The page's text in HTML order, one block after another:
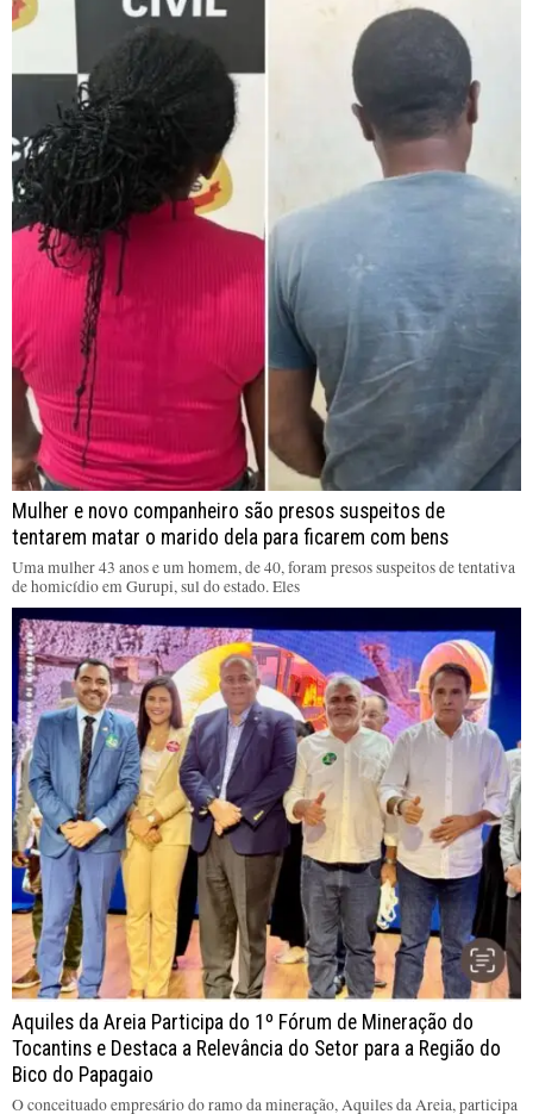
Mulher e novo companheiro são presos suspeitos de
tentarem matar o marido dela para ficarem com bens
Uma mulher 43 anos e um homem, de 40, foram presos suspeitos de tentativa
de homicídio em Gurupi, sul do estado. Eles
Aquiles da Areia Participa do 1º Fórum de Mineração do
Tocantins e Destaca a Relevância do Setor para a Região do
Bico do Papagaio
O conceituado empresário do ramo da mineração, Aquiles da Areia, participa